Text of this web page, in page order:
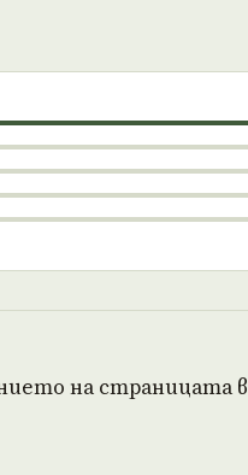
на страницата